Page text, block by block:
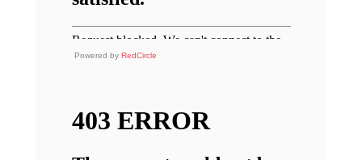
Powered by RedCircle